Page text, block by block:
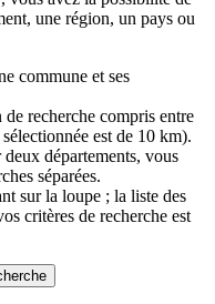
une région, un pays ou
commune et ses
recherche compris entre
est de 10 km).
départements, vous
séparées.
sur la loupe ; la liste des
critères de recherche est